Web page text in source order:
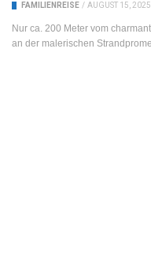
FAMILIENREISE / AUGUST 15, 2025
Nur ca. 200 Meter vom
an der malerischen